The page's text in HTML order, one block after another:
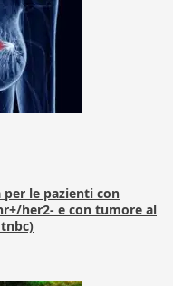
le pazienti con
her2- e con tumore al